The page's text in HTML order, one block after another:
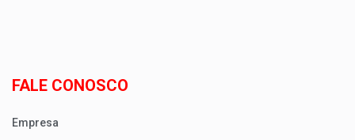
FALE CONOSCO
Empresa